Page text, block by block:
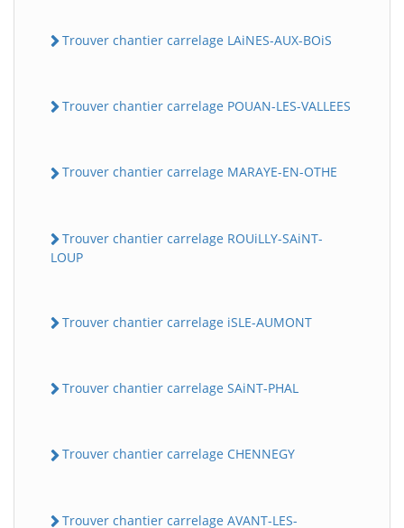
Trouver chantier carrelage LAiNES-AUX-BOiS
Trouver chantier carrelage POUAN-LES-VALLEES
Trouver chantier carrelage MARAYE-EN-OTHE
Trouver chantier carrelage ROUiLLY-SAiNT-
LOUP
Trouver chantier carrelage iSLE-AUMONT
Trouver chantier carrelage SAiNT-PHAL
Trouver chantier carrelage CHENNEGY
Trouver chantier carrelage AVANT-LES-